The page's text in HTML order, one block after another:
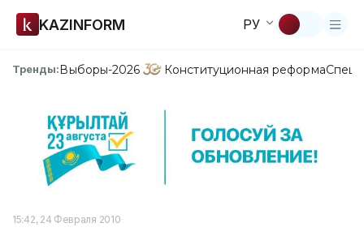
KAZINFORM РУ
Тренды:Выборы-2026 Конституционная реформа
15:42, 24 Февраля 2010